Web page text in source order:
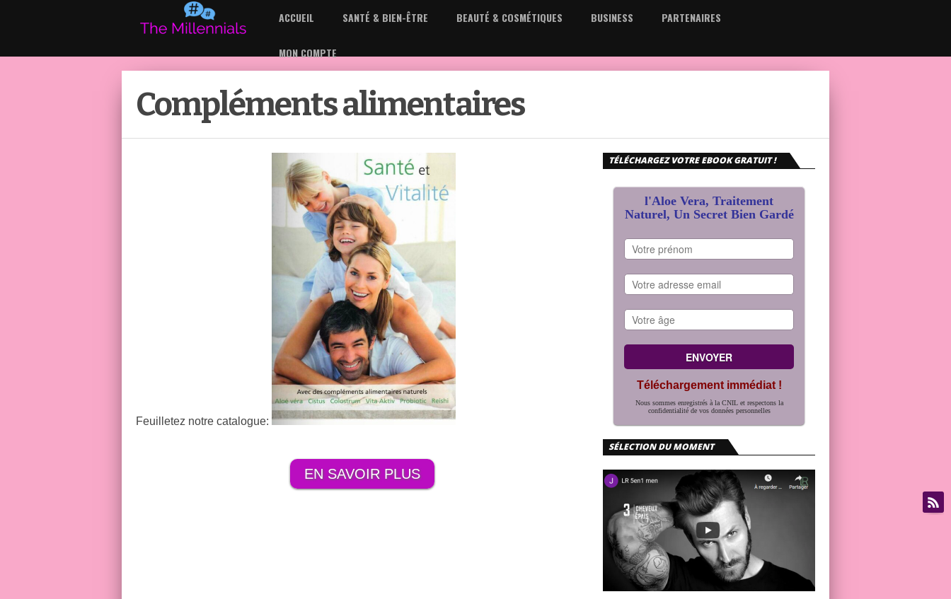
ACCUEIL SANTÉ & BIEN-ÊTRE BEAUTÉ & COSMÉTIQUES BUSINESS PARTENAIRES
MON COMPTE
Compléments alimentaires
Feuilletez notre catalogue:
EN SAVOIR PLUS
TÉLÉCHARGEZ VOTRE EBOOK GRATUIT !
l'Aloe Vera, Traitement
Naturel, Un Secret Bien Gardé
Téléchargement immédiat !
Nous sommes enregistrés à la CNIL et respectons la
confidentialité de vos données personnelles
SÉLECTION DU MOMENT